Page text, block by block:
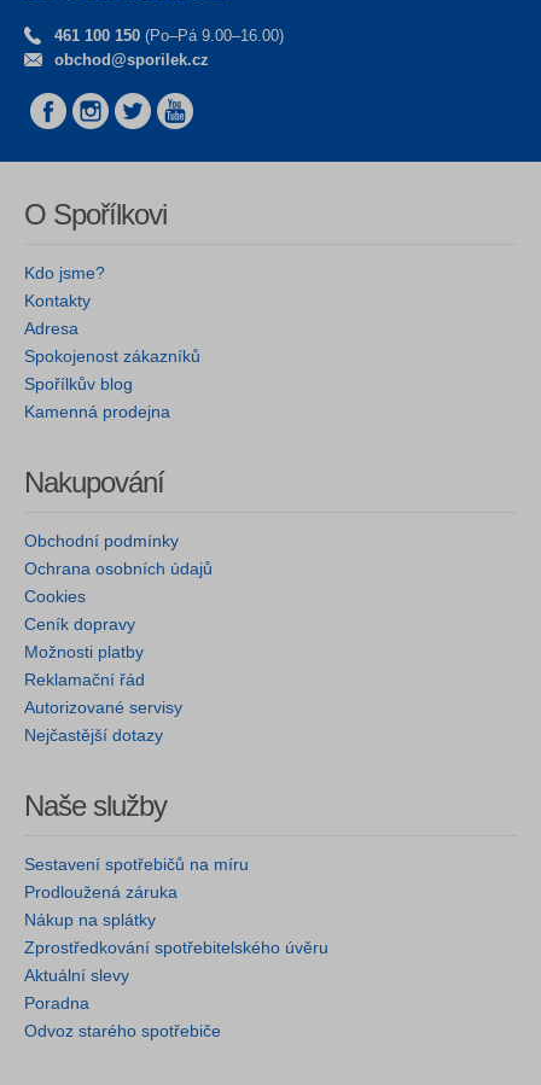
461 100 150 (Po–Pá 9.00–16.00)
obchod@sporilek.cz
O Spořílkovi
Kdo jsme?
Kontakty
Adresa
Spokojenost zákazníků
Spořílkův blog
Kamenná prodejna
Nakupování
Obchodní podmínky
Ochrana osobních údajů
Cookies
Ceník dopravy
Možnosti platby
Reklamační řád
Autorizované servisy
Nejčastější dotazy
Naše služby
Sestavení spotřebičů na míru
Prodloužená záruka
Nákup na splátky
Zprostředkování spotřebitelského úvěru
Aktuální slevy
Poradna
Odvoz starého spotřebiče